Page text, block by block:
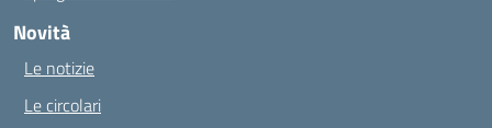
Novità
Le notizie
Le circolari